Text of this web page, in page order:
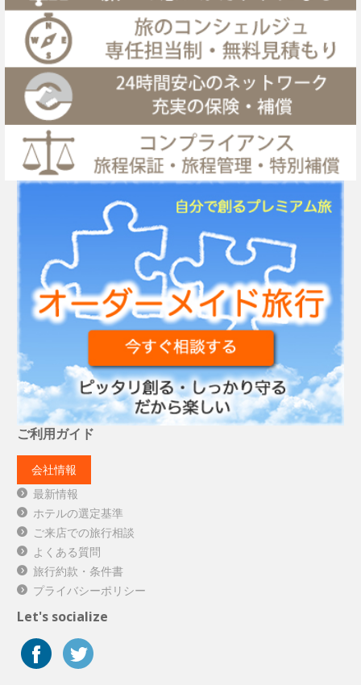
ご利用ガイド
会社情報
最新情報
ホテルの選定基準
ご来店での旅行相談
よくある質問
旅行約款・条件書
プライバシーポリシー
Let's socialize